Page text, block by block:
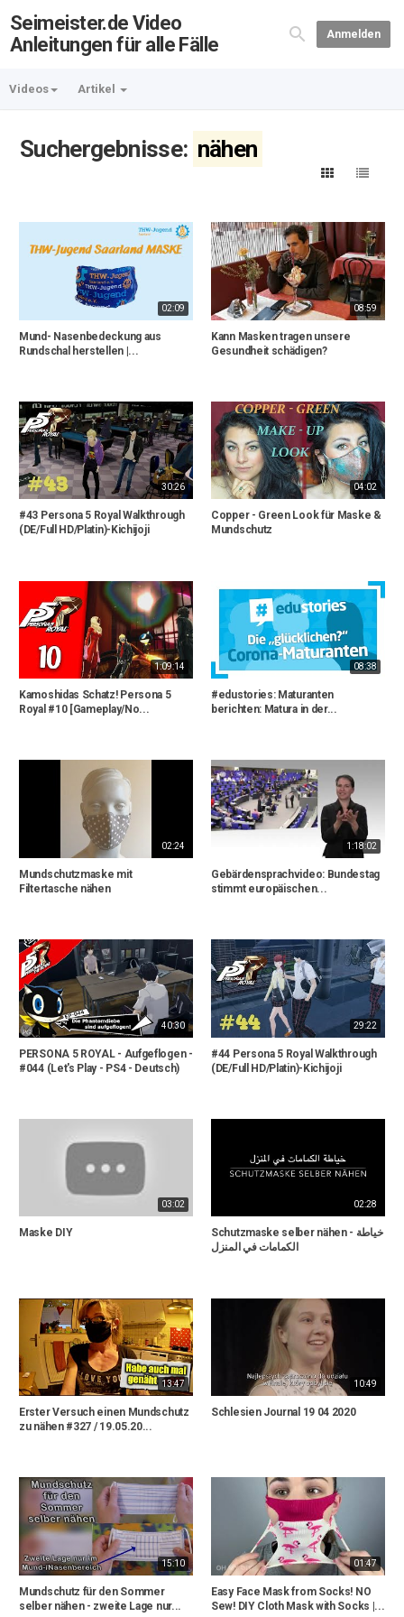
Seimeister.de Video
Anleitungen für alle Fälle
Anmelden
Videos Artikel
Suchergebnisse: nähen
02:09
Mund- Nasenbedeckung aus
Rundschal herstellen |...
08:59
Kann Masken tragen unsere
Gesundheit schädigen?
30:26
#43 Persona 5 Royal Walkthrough
(DE/Full HD/Platin)-Kichijoji
04:02
Copper - Green Look für Maske &
Mundschutz
1:09:14
Kamoshidas Schatz! Persona 5
Royal #10 [Gameplay/No...
08:38
#edustories: Maturanten
berichten: Matura in der...
02:24
Mundschutzmaske mit
Filtertasche nähen
1:18:02
Gebärdensprachvideo: Bundestag
stimmt europäischen...
40:30
PERSONA 5 ROYAL - Aufgeflogen -
#044 (Let's Play - PS4 - Deutsch)
29:22
#44 Persona 5 Royal Walkthrough
(DE/Full HD/Platin)-Kichijoji
03:02
Maske DIY
02:28
Schutzmaske selber nähen - خياطة
الكمامات في المنزل
13:47
Erster Versuch einen Mundschutz
zu nähen #327 / 19.05.20...
10:49
Schlesien Journal 19 04 2020
15:10
Mundschutz für den Sommer
selber nähen - zweite Lage nur...
01:47
Easy Face Mask from Socks! NO
Sew! DIY Cloth Mask with Socks |...